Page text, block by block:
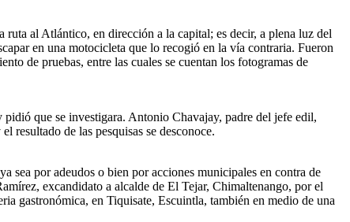
al Atlántico, en dirección a la capital; es decir, a plena luz del
en una motocicleta que lo recogió en la vía contraria. Fueron
de pruebas, entre las cuales se cuentan los fotogramas de
que se investigara. Antonio Chavajay, padre del jefe edil,
resultado de las pesquisas se desconoce.
sea por adeudos o bien por acciones municipales en contra de
excandidato a alcalde de El Tejar, Chimaltenango, por el
gastronómica, en Tiquisate, Escuintla, también en medio de una